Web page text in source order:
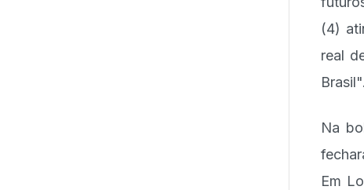
(4)
real
Brasil".
Na
Em